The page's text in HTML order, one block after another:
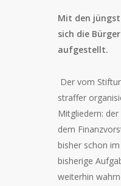
Mit den
sich die
aufgestellt.
Der vom
straffer
Mitgliedern:
dem
bisher schon
bisherige
weiterhin